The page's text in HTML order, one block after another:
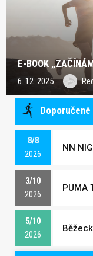
E-BOOK
6. 12. 2025
Doporučené
8/8
2026
NN
3/10
2026
PUMA
5/10
2026